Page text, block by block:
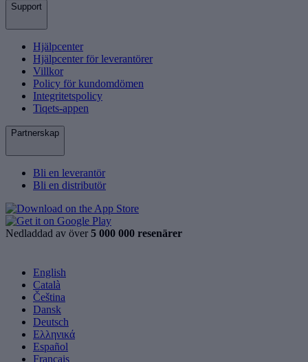
Support
Hjälpcenter
Hjälpcenter för leverantörer
Villkor
Policy för kundomdömen
Integritetspolicy
Tiqets-appen
Partnerskap
Bli en leverantör
Bli en distributör
Nedladdad av över 5 000 000 resenärer
English
Català
Čeština
Dansk
Deutsch
Ελληνικά
Español
Français